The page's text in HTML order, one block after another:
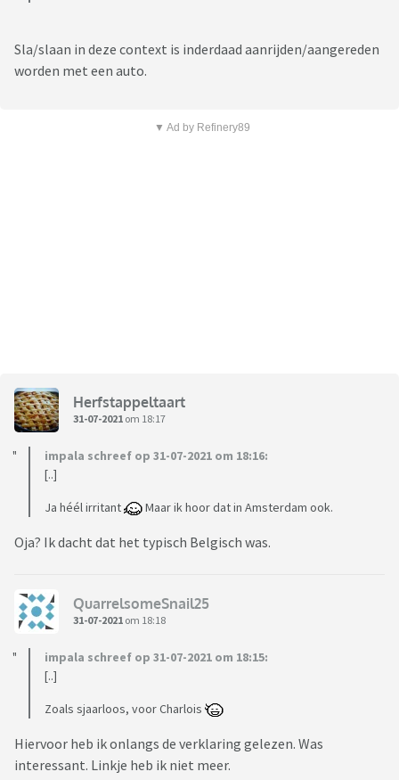
Sla/slaan in deze context is inderdaad aanrijden/aangereden
worden met een auto.
▼ Ad by Refinery89
Herfstappeltaart
31-07-2021 om 18:17
impala schreef op 31-07-2021 om 18:16:
[..]
Ja héél irritant Maar ik hoor dat in Amsterdam ook.
Oja? Ik dacht dat het typisch Belgisch was.
QuarrelsomeSnail25
31-07-2021 om 18:18
impala schreef op 31-07-2021 om 18:15:
[..]
Zoals sjaarloos, voor Charlois
Hiervoor heb ik onlangs de verklaring gelezen. Was
interessant. Linkje heb ik niet meer.